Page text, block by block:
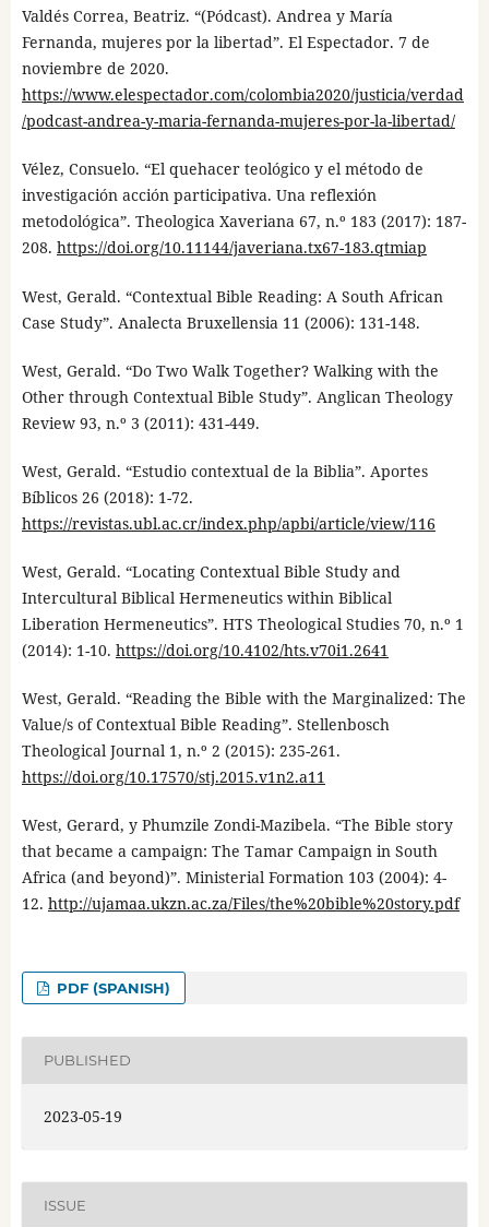
Valdés Correa, Beatriz. “(Pódcast). Andrea y María
Fernanda, mujeres por la libertad”. El Espectador. 7 de
noviembre de 2020.
https://www.elespectador.com/colombia2020/justicia/verdad
/podcast-andrea-y-maria-fernanda-mujeres-por-la-libertad/
Vélez, Consuelo. “El quehacer teológico y el método de
investigación acción participativa. Una reflexión
metodológica”. Theologica Xaveriana 67, n.º 183 (2017): 187-
208. https://doi.org/10.11144/javeriana.tx67-183.qtmiap
West, Gerald. “Contextual Bible Reading: A South African
Case Study”. Analecta Bruxellensia 11 (2006): 131-148.
West, Gerald. “Do Two Walk Together? Walking with the
Other through Contextual Bible Study”. Anglican Theology
Review 93, n.º 3 (2011): 431-449.
West, Gerald. “Estudio contextual de la Biblia”. Aportes
Bíblicos 26 (2018): 1-72.
https://revistas.ubl.ac.cr/index.php/apbi/article/view/116
West, Gerald. “Locating Contextual Bible Study and
Intercultural Biblical Hermeneutics within Biblical
Liberation Hermeneutics”. HTS Theological Studies 70, n.º 1
(2014): 1-10. https://doi.org/10.4102/hts.v70i1.2641
West, Gerald. “Reading the Bible with the Marginalized: The
Value/s of Contextual Bible Reading”. Stellenbosch
Theological Journal 1, n.º 2 (2015): 235-261.
https://doi.org/10.17570/stj.2015.v1n2.a11
West, Gerard, y Phumzile Zondi-Mazibela. “The Bible story
that became a campaign: The Tamar Campaign in South
Africa (and beyond)”. Ministerial Formation 103 (2004): 4-
12. http://ujamaa.ukzn.ac.za/Files/the%20bible%20story.pdf
PDF (SPANISH)
PUBLISHED
2023-05-19
ISSUE